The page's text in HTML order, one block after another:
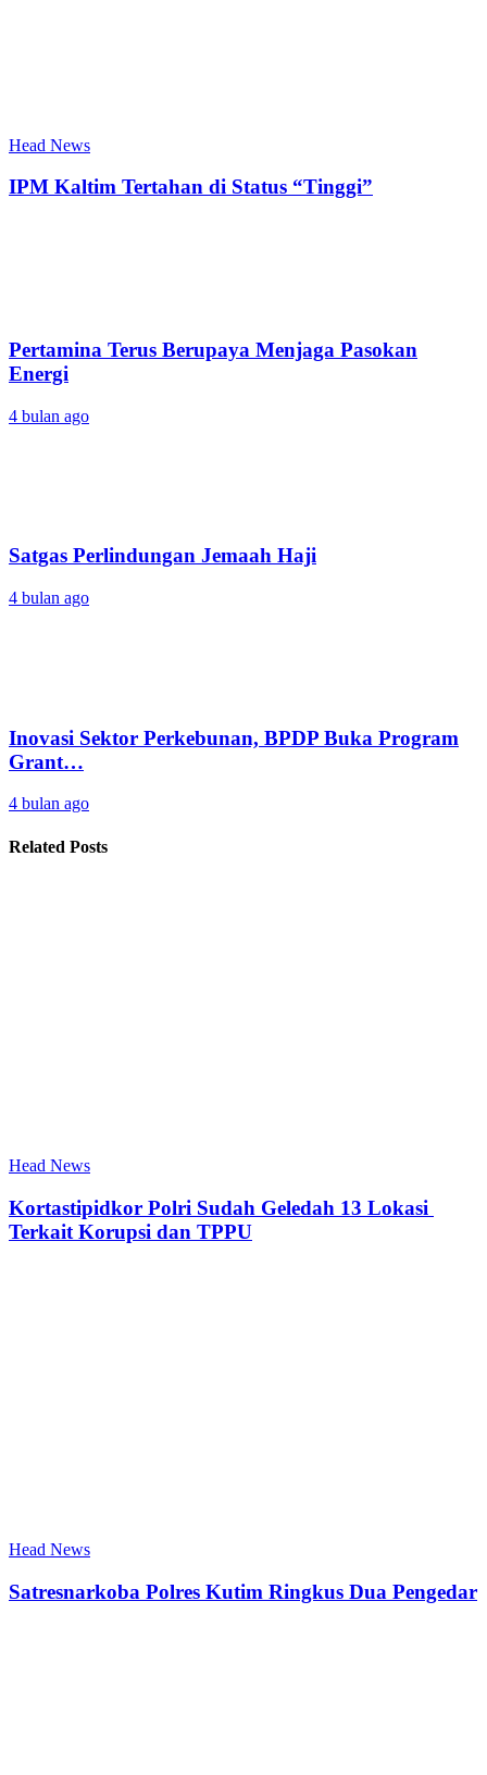
Head News
IPM Kaltim Tertahan di Status “Tinggi”
Pertamina Terus Berupaya Menjaga Pasokan
Energi
4 bulan ago
Satgas Perlindungan Jemaah Haji
4 bulan ago
Inovasi Sektor Perkebunan, BPDP Buka Program
Grant…
4 bulan ago
Related Posts
Head News
Kortastipidkor Polri Sudah Geledah 13 Lokasi
Terkait Korupsi dan TPPU
Head News
Satresnarkoba Polres Kutim Ringkus Dua Pengedar